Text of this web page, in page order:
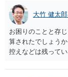
大竹 健太郎
お困りのことと存
算されたでしょう
控えなどは残って
です。 彼の住所に